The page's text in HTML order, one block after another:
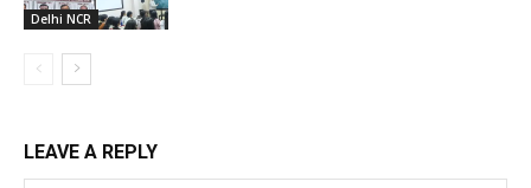
Delhi NCR
LEAVE A REPLY